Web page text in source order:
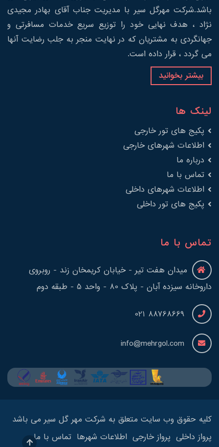
باشد.شرکت مهرگل سیر با مدیریت جناب آقای بهادر مجیدی
نژاد ، هدف نهایی خود را توزیع سریع خدمات مسافرتی و
جهانگردی به مشتریان که در نهایت منجر به جلب رضایت آنها
می گردد ، قرار داده است.
بیشتر بخوانید
لینک ها
پکیج های تور خارجی
اطلاعات شهرهای خارجی
درباره ما
تماس با ما
اطلاعات شهرهای داخلی
پکیج های تور داخلی
تماس با ما
میدان هفت تیر - خیابان کریمخان زند - روبروی
داروخانه سیزده آبان - پلاک 80 - واحد 5 - طبقه دوم
88768669 021
info@mehrgol.com
کلیه حقوق وب سایت متعلق به شرکت مهر گل سیر می باشد
پرواز داخلی پرواز خارجی اطلاعات شهرها تماس با ما